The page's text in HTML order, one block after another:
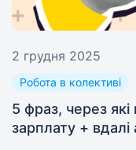
2 грудня 2025
Робота в колективі
5 фраз, через
зарплату +